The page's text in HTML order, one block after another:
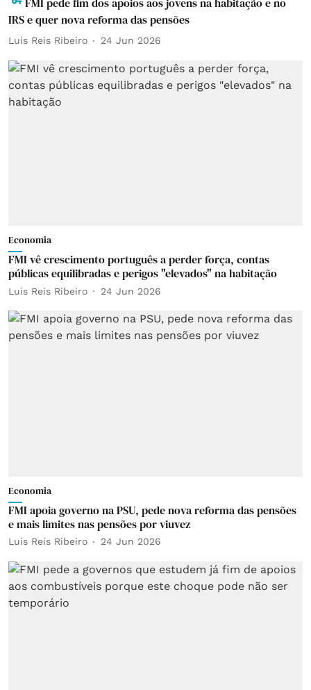
IRS e quer nova reforma das pensões
Luís Reis Ribeiro 24 Jun 2026
Economia
FMI vê crescimento português a perder força, contas
públicas equilibradas e perigos "elevados" na habitação
Luís Reis Ribeiro 24 Jun 2026
Economia
FMI apoia governo na PSU, pede nova reforma das pensões
e mais limites nas pensões por viuvez
Luís Reis Ribeiro 24 Jun 2026